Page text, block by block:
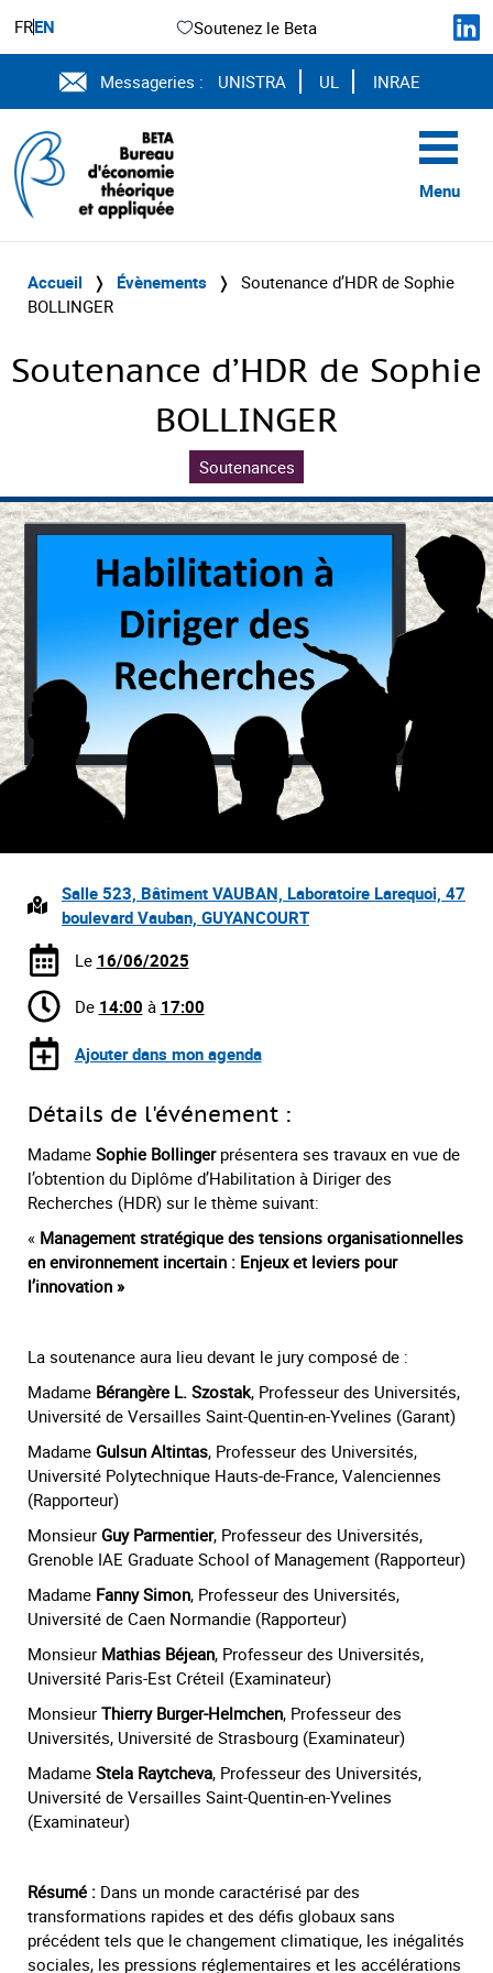
FREN Soutenez le Beta
Messageries : UNISTRA UL INRAE
Menu
Accueil ❭ Évènements ❭ Soutenance d’HDR de Sophie
BOLLINGER
Soutenance d’HDR de Sophie
BOLLINGER
Soutenances
Salle 523, Bâtiment VAUBAN, Laboratoire Larequoi, 47
boulevard Vauban, GUYANCOURT
Le 16/06/2025
De 14:00 à 17:00
Ajouter dans mon agenda
Détails de l'événement :
Madame Sophie Bollingerprésentera ses travaux en vue de
l’obtention du Diplôme d’Habilitation à Diriger des
Recherches (HDR) sur le thème suivant:
« Management stratégique des tensions organisationnelles
en environnement incertain : Enjeux et leviers pour
l’innovation »
La soutenance aura lieu devant le jury composé de :
Madame Bérangère L. Szostak, Professeur des Universités,
Université de Versailles Saint-Quentin-en-Yvelines (Garant)
Madame Gulsun Altintas, Professeur des Universités,
Université Polytechnique Hauts-de-France, Valenciennes
(Rapporteur)
Monsieur Guy Parmentier, Professeur des Universités,
Grenoble IAE Graduate School of Management (Rapporteur)
Madame Fanny Simon, Professeur des Universités,
Université de Caen Normandie (Rapporteur)
Monsieur Mathias Béjean, Professeur des Universités,
Université Paris-Est Créteil (Examinateur)
Monsieur Thierry Burger-Helmchen, Professeur des
Universités, Université de Strasbourg (Examinateur)
Madame Stela Raytcheva, Professeur des Universités,
Université de Versailles Saint-Quentin-en-Yvelines
(Examinateur)
Résumé : Dans un monde caractérisé par des
transformations rapides et des défis globaux sans
précédent tels que le changement climatique, les inégalités
sociales, les pressions réglementaires et les accélérations